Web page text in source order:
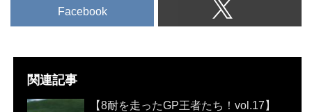
Facebook
関連記事
【8耐を走ったGP王者たち！vol.17】